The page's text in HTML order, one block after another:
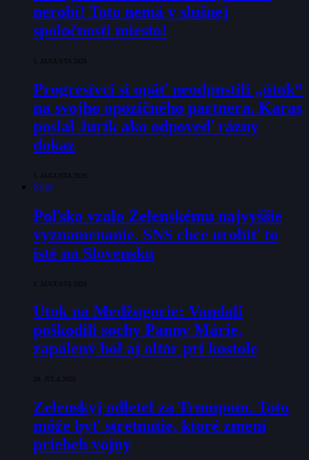
nerobí! Toto nemá v slušnej
spoločnosti miesto!
5. AUGUSTA 2026
Progresívci si opäť neodpustili „útok“
na svojho opozičného partnera. Karas
poslal Jurík ako odpoveď rázny
dokaz
5. AUGUSTA 2026
Svet
Poľsko vzalo Zelenskému najvyššie
vyznamenanie. SNS chce urobiť to
isté na Slovensku
1. AUGUSTA 2026
Útok na Medžugorie: Vandali
poškodili sochy Panny Márie,
zapálený bol aj oltár pri kostole
28. JÚLA 2026
Zelenskyj odletel za Trumpom. Toto
môže byť stretnutie, ktoré zmení
priebeh vojny